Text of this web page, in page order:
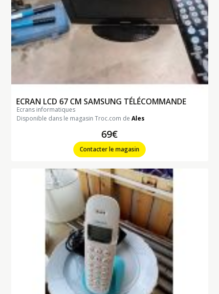
ECRAN LCD 67 CM SAMSUNG TÉLÉCOMMANDE
ecrans informatiques
Disponible dans le magasin Troc.com de Ales
69€
Contacter le magasin